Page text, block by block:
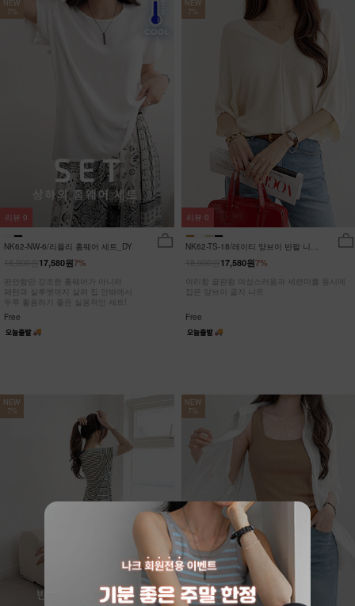
NEW
7%
NK62-NW-6/리플리 홈웨어 세트_DY
7%
17,580원
편안함만 강조한 홈웨어가 아니라
패턴과 실루엣까지 살려 집 안밖에서
두루 활용하기 좋은 실용적인 세트!
Free
리뷰 0
NEW
7%
NK62-TS-18/레이티 양브이 반팔 니트
7%
17,580원
여리함 끝판왕 여성스러움과 세련미를 동시에
잡은 양브이 골지 니트
Free
리뷰 0
NEW
7%
NEW
7%